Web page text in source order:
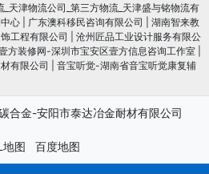
_天津物流公司_第三方物流_天津盛与铭物流有
心 广东澳科移民咨询有限公司
湖南智来教
工程有限公司
沧州匠品工业设计服务有限公
方装修网-深圳市宝安区壹方信息咨询工作室
有限公司
音宝听觉-湖南省音宝听觉康复辅
合金-安阳市泰达冶金耐材有限公司
地图 百度地图